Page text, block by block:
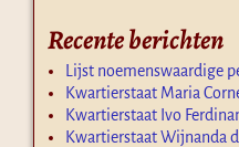
Recente berichten
Lijst noemenswaardige
Kwartierstaat Maria
Kwartierstaat Ivo
Kwartierstaat Wijnanda